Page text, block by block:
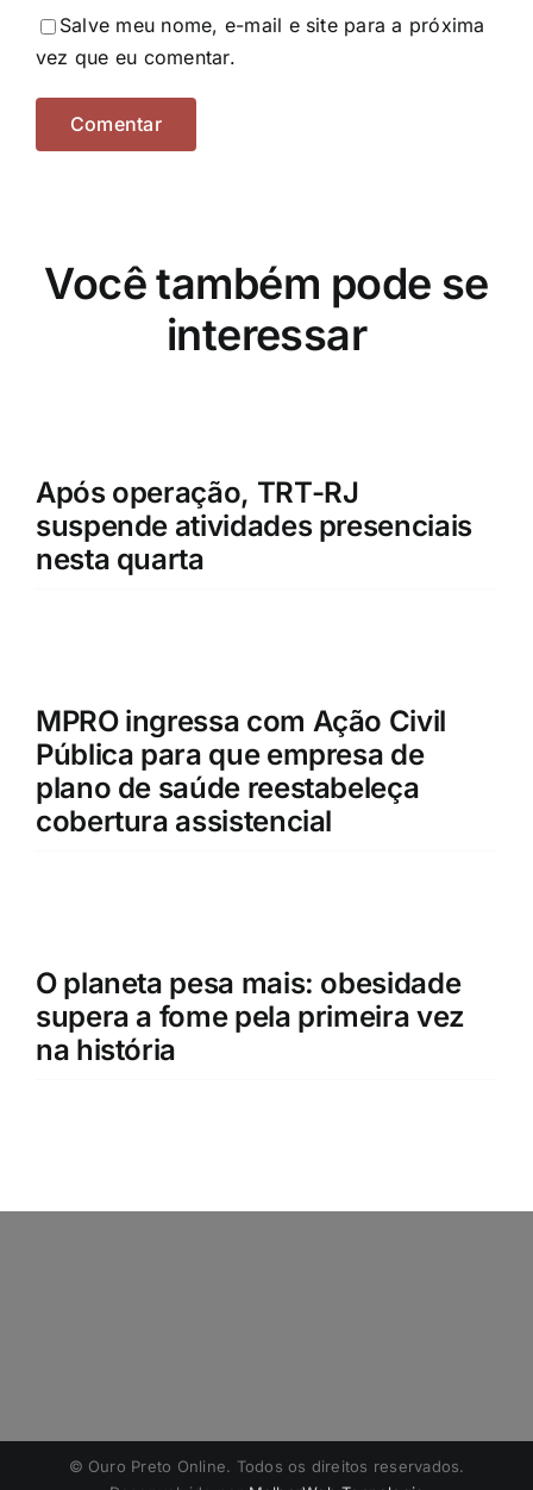
Salve meu nome, e-mail e site para a próxima
vez que eu comentar.
Você também pode se
interessar
Após operação, TRT-RJ
suspende atividades presenciais
nesta quarta
MPRO ingressa com Ação Civil
Pública para que empresa de
plano de saúde reestabeleça
cobertura assistencial
O planeta pesa mais: obesidade
supera a fome pela primeira vez
na história
©️ Ouro Preto Online. Todos os direitos reservados.